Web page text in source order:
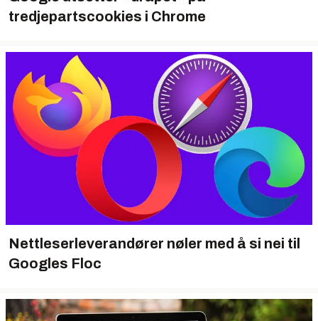
tredjepartscookies i Chrome
Nettleserleverandører nøler med å si nei til
Googles Floc